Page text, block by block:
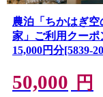
農泊「ちかはぎ空
家」ご利用クーポ
15,000円分[5839-
50,000 円